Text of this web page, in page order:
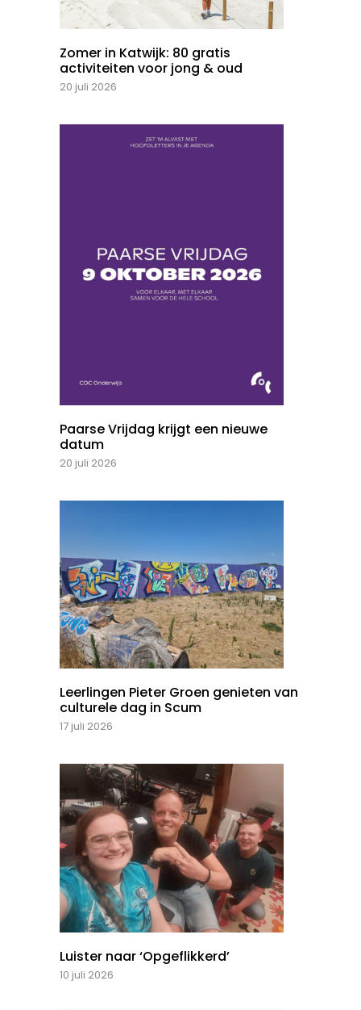
Zomer in Katwijk: 80 gratis
activiteiten voor jong & oud
20 juli 2026
Paarse Vrijdag krijgt een nieuwe
datum
20 juli 2026
Leerlingen Pieter Groen genieten van
culturele dag in Scum
17 juli 2026
Luister naar ‘Opgeflikkerd’
10 juli 2026